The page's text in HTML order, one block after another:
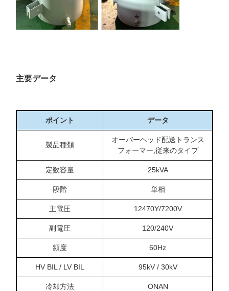
主要データ
ポイント データ
製品種類
オーバーヘッド配送トランス
フォーマー,従来のタイプ
定数容量 25kVA
段階 単相
主電圧 12470Y/7200V
副電圧 120/240V
頻度 60Hz
HV BIL / LV BIL 95kV / 30kV
冷却方法 ONAN